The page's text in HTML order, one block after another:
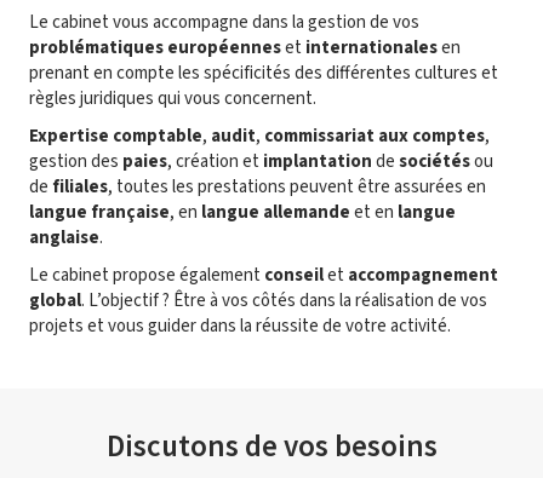
Le cabinet vous accompagne dans la gestion de vos
problématiqueseuropéenneset internationalesen
prenant en compte les spécificités des différentes cultures et
règles juridiques qui vous concernent.
Expertise comptable, audit, commissariat aux comptes,
gestion des paies, création et implantationdesociétésou
de filiales, toutes les prestations peuvent être assurées en
langue française, en langue allemandeet en langue
anglaise.
Le cabinet propose également conseilet accompagnement
global. L’objectif ? Être à vos côtés dans la réalisation de vos
projets et vous guider dans la réussite de votre activité.
Discutons de vos besoins